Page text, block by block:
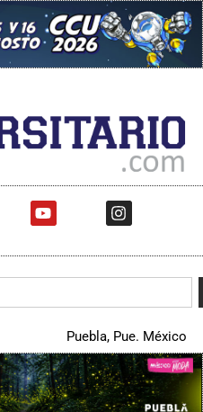
Puebla, Pue. México